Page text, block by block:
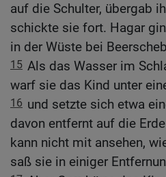
auf die Schulter, übergab
schickte sie fort. Hagar
in der Wüste bei
15 Als das Wasser im
warf sie das Kind unter
16 und setzte sich etwa
davon entfernt auf die
kann nicht mit ansehen,
saß sie in einiger